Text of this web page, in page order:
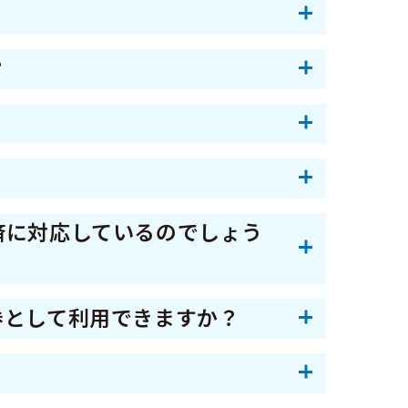
トア等
ホームページに掲載の参加店
中小店舗でのみご利用いただ
ただくか、ホームページに掲
残高が減りますが、「中小店
ぎるとご利用できなくなりま
。 なお、購入された商品券
対応しているのでしょう
対応できない店舗がございま
をご確認いただくか、ホーム
して利用できますか？
。紙商品券として利用した後